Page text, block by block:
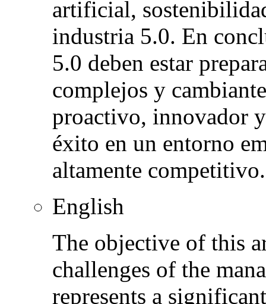
artificial,
industria 5.0. En
5.0 deben estar
complejos y
proactivo, innovador
éxito en un entorno
altamente competitivo.
English
The objective of this
challenges of the
represents a